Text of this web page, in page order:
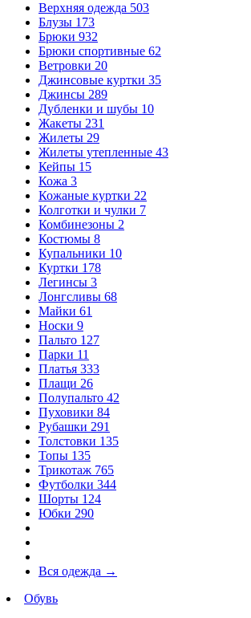
Верхняя одежда 503
Блузы 173
Брюки 932
Брюки спортивные 62
Ветровки 20
Джинсовые куртки 35
Джинсы 289
Дубленки и шубы 10
Жакеты 231
Жилеты 29
Жилеты утепленные 43
Кейпы 15
Кожа 3
Кожаные куртки 22
Колготки и чулки 7
Комбинезоны 2
Костюмы 8
Купальники 10
Куртки 178
Легинсы 3
Лонгсливы 68
Майки 61
Носки 9
Пальто 127
Парки 11
Платья 333
Плащи 26
Полупальто 42
Пуховики 84
Рубашки 291
Толстовки 135
Топы 135
Трикотаж 765
Футболки 344
Шорты 124
Юбки 290
Вся одежда →
Обувь